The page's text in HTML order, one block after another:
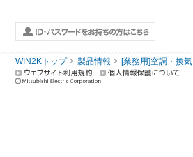
WIN2Kトップ 製品情報 [業務用]空調・換気